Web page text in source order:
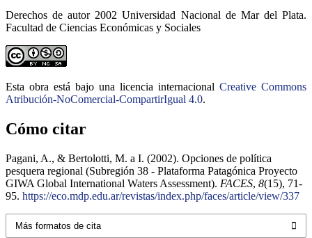
Derechos de autor 2002 Universidad Nacional de Mar del Plata.
Facultad de Ciencias Económicas y Sociales
Esta obra está bajo una licencia internacional Creative Commons
Atribución-NoComercial-CompartirIgual 4.0.
Cómo citar
Pagani, A., & Bertolotti, M. a I. (2002). Opciones de política
pesquera regional (Subregión 38 - Plataforma Patagónica Proyecto
GIWA Global International Waters Assessment). FACES, 8(15), 71-
95. https://eco.mdp.edu.ar/revistas/index.php/faces/article/view/337
Más formatos de cita